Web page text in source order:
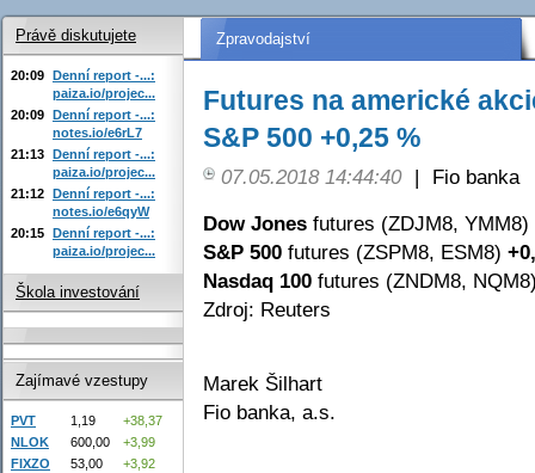
Zpravodajství
Futures na americké
S&P 500 +0,25 %
07.05.2018 14:44:40 |
Fio banka
Dow Jones futures (ZDJM8, YMM8)
S&P 500 futures (ZSPM8, ESM8)
Nasdaq 100 futures (ZNDM8,
Zdroj: Reuters
Marek Šilhart
Fio banka, a.s.
Právě diskutujete
20:09 Denní report -...:
paiza.io/projec...
20:09 Denní report -...:
notes.io/e6rL7
21:13 Denní report -...:
paiza.io/projec...
21:12 Denní report -...:
notes.io/e6qyW
20:15 Denní report -...:
paiza.io/projec...
Škola investování
Zajímavé vzestupy
PVT 1,19
+38,37
NLOK
600,00
+3,99
FIXZO
53,00
+3,92